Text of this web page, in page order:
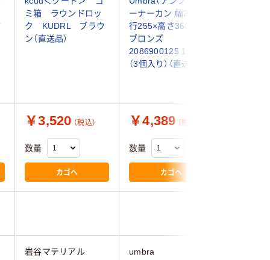
ミ箱 ラウンドロッ
ク KUDRL ブラウ
ン（直送品）
ーナーカン 幅280×奥
行255×高さ360mm
ブロンズ
2086900125 1セット
（3個入り）（直送品）
￥3,520 （税込）
数量
カゴへ
￥4,389 （税込）
数量
カゴへ
岩谷マテリアル umbra